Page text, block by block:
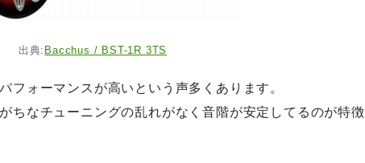
出典: Bacchus / BST-1R 3TS
フォーマンスが高いという声多くあります。
ちなチューニングの乱れがなく音階が安定してるのが特徴